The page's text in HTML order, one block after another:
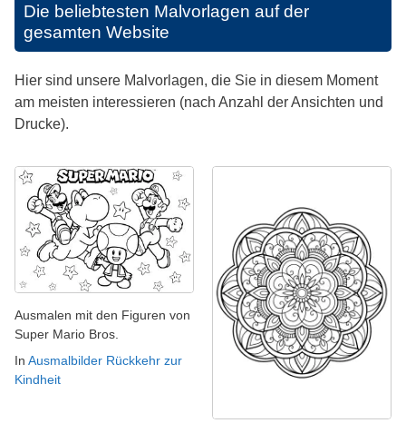
Die beliebtesten Malvorlagen auf der
gesamten Website
Hier sind unsere Malvorlagen, die Sie in diesem Moment
am meisten interessieren (nach Anzahl der Ansichten und
Drucke).
Ausmalen mit den Figuren von
Super Mario Bros.
In Ausmalbilder Rückkehr zur
Kindheit